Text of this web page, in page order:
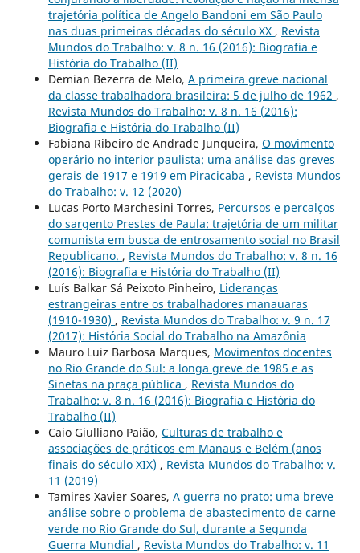
trajetória política de Angelo Bandoni em São Paulo
nas duas primeiras décadas do século XX , Revista
Mundos do Trabalho: v. 8 n. 16 (2016): Biografia e
História do Trabalho (II)
Demian Bezerra de Melo, A primeira greve nacional
da classe trabalhadora brasileira: 5 de julho de 1962 ,
Revista Mundos do Trabalho: v. 8 n. 16 (2016):
Biografia e História do Trabalho (II)
Fabiana Ribeiro de Andrade Junqueira, O movimento
operário no interior paulista: uma análise das greves
gerais de 1917 e 1919 em Piracicaba , Revista Mundos
do Trabalho: v. 12 (2020)
Lucas Porto Marchesini Torres, Percursos e percalços
do sargento Prestes de Paula: trajetória de um militar
comunista em busca de entrosamento social no Brasil
Republicano. , Revista Mundos do Trabalho: v. 8 n. 16
(2016): Biografia e História do Trabalho (II)
Luís Balkar Sá Peixoto Pinheiro, Lideranças
estrangeiras entre os trabalhadores manauaras
(1910-1930) , Revista Mundos do Trabalho: v. 9 n. 17
(2017): História Social do Trabalho na Amazônia
Mauro Luiz Barbosa Marques, Movimentos docentes
no Rio Grande do Sul: a longa greve de 1985 e as
Sinetas na praça pública , Revista Mundos do
Trabalho: v. 8 n. 16 (2016): Biografia e História do
Trabalho (II)
Caio Giulliano Paião, Culturas de trabalho e
associações de práticos em Manaus e Belém (anos
finais do século XIX) , Revista Mundos do Trabalho: v.
11 (2019)
Tamires Xavier Soares, A guerra no prato: uma breve
análise sobre o problema de abastecimento de carne
verde no Rio Grande do Sul, durante a Segunda
Guerra Mundial , Revista Mundos do Trabalho: v. 11